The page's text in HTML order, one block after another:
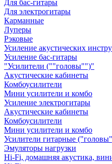
Для бас-гитары
Для электрогитары
Карманные
Луперы
Рэковые
Усиление акустических
Усиление бас-гитары
"Усилители (""головы"")"
Акустические кабинеты
Комбоусилители
Мини усилители и комбо
Усиление электрогитары
Акустические кабинеты
Комбоусилители
Мини усилители и комбо
Усилители гитарные
Эмуляторы нагрузки
Hi-Fi, домашняя акустика,